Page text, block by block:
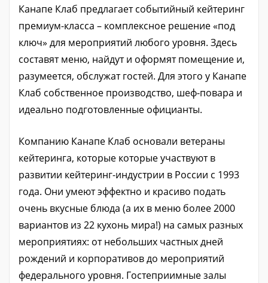
Канапе Клаб предлагает событийный кейтеринг
премиум-класса – комплексное решение «под
ключ» для мероприятий любого уровня. Здесь
составят меню, найдут и оформят помещение и,
разумеется, обслужат гостей. Для этого у Канапе
Клаб собственное производство, шеф-повара и
идеально подготовленные официанты.
Компанию Канапе Клаб основали ветераны
кейтеринга, которые которые участвуют в
развитии кейтеринг-индустрии в России с 1993
года. Они умеют эффектно и красиво подать
очень вкусные блюда (а их в меню более 2000
вариантов из 22 кухонь мира!) на самых разных
мероприятиях: от небольших частных дней
рождений и корпоративов до мероприятий
федерального уровня. Гостеприимные залы